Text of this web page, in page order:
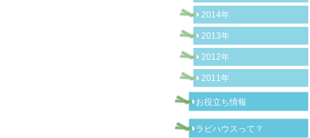
2014年
2013年
2012年
2011年
お役立ち情報
ラビハウスって？